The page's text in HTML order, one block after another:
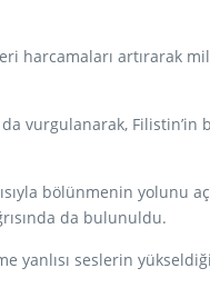
harcamaları artırarak
vurgulanarak, Filistin’in
bölünmenin yolunu
da bulunuldu.
seslerin